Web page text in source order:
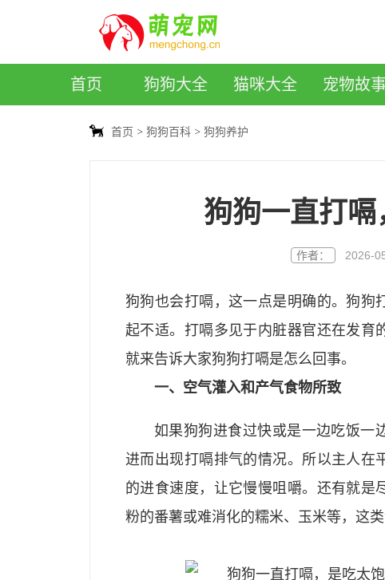
首页 狗狗大全 猫咪大全 宠物故事
首页 狗狗百科 狗狗养护
狗狗一直打嗝
作者： 2026-
狗狗也会打嗝，这一点是明确的。狗狗
起不适。打嗝多见于内脏器官还在发育
就来告诉大家狗狗打嗝是怎么回事。
一、空气灌入和产气食物所致
如果狗狗进食过快或是一边吃饭一
进而出现打嗝排气的情况。所以主人在
的进食速度，让它慢慢咀嚼。还有就是
粉的番薯或难消化的糯米、玉米等，这